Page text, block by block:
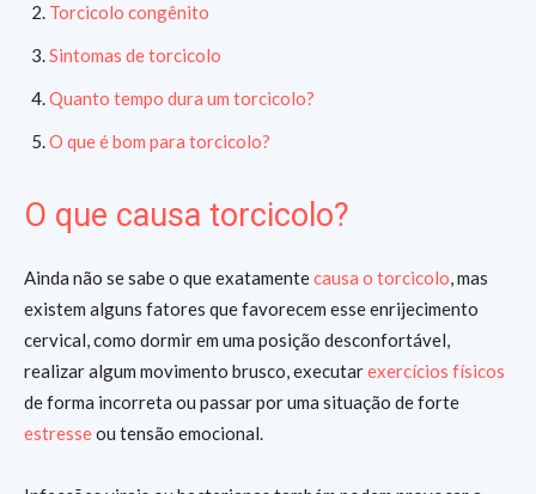
Torcicolo congênito
Sintomas de torcicolo
Quanto tempo dura um torcicolo?
O que é bom para torcicolo?
O que causa torcicolo?
Ainda não se sabe o que exatamentecausa o torcicolo, mas
existem alguns fatores que favorecem esse enrijecimento
cervical, como dormir em uma posição desconfortável,
realizar algum movimento brusco, executarexercícios físicos
de forma incorreta ou passar por uma situação de forte
estresseou tensão emocional.